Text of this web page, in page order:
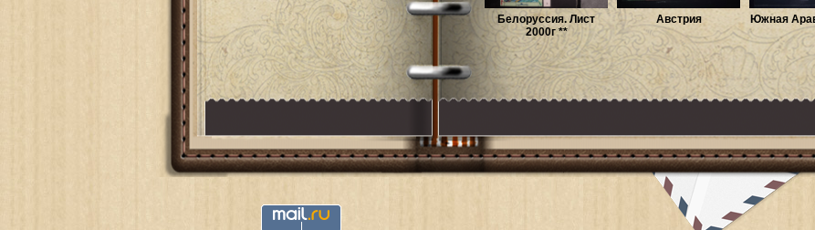
Белоруссия. Лист
2000г **
Австрия Южная